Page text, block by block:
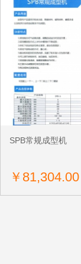
东莞市世宏磁铁
SPB常规成型机
￥81,304.00